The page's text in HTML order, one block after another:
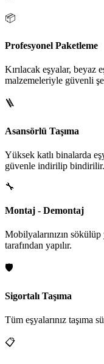
📦
Profesyonel Paketleme
Kırılacak eşyalar, beyaz
malzemeleriyle güvenli
🪜
Asansörlü Taşıma
Yüksek katlı binalarda
güvenle indirilip bindirilir.
🔧
Montaj - Demontaj
Mobilyalarınızın
tarafından yapılır.
🛡️
Sigortalı Taşıma
Tüm eşyalarınız taşıma
📋